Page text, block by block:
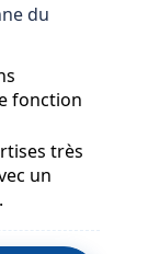
du
fonction
très
un